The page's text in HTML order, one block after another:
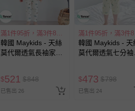
滿1件95折，滿3件85折
韓國 Maykids - 天絲
莫代爾透氣長袖家居
$521 $848
已售出 26
韓國 Maykids - 天
莫代爾透氣七分袖
$473 $798
已售出 24